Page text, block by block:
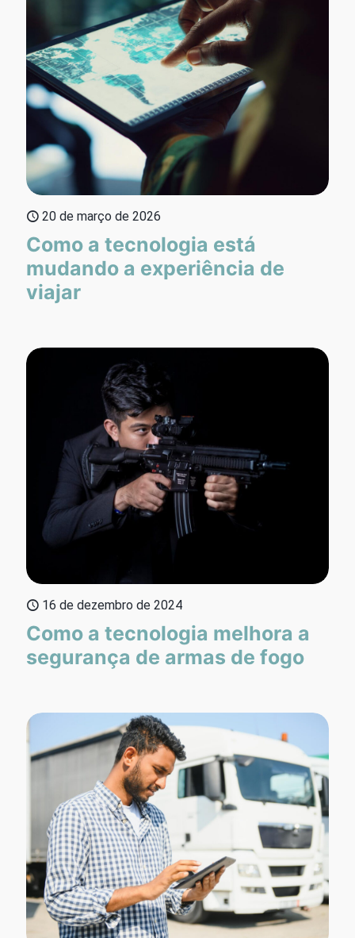
20 de março de 2026
Como a tecnologia está
mudando a experiência de
viajar
16 de dezembro de 2024
Como a tecnologia melhora a
segurança de armas de fogo